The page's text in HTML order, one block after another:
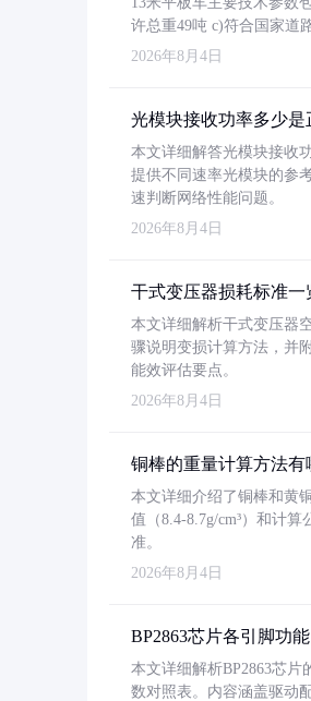
许总重49吨 c)符合国家道
2026年8月4日
光模块接收功率多少是
本文详细解答光模块接收
提供不同速率光模块的参
速判断网络性能问题。
2026年8月4日
干式变压器损耗标准
本文详细解析干式变压器
骤说明变损计算方法，并
能效评估要点。
2026年8月4日
铜棒的重量计算方法有
本文详细介绍了铜棒和黄
值（8.4-8.7g/cm³）和计
准。
2026年8月4日
BP2863芯片各引脚功能
本文详细解析BP2863芯
数对照表。内容涵盖驱动